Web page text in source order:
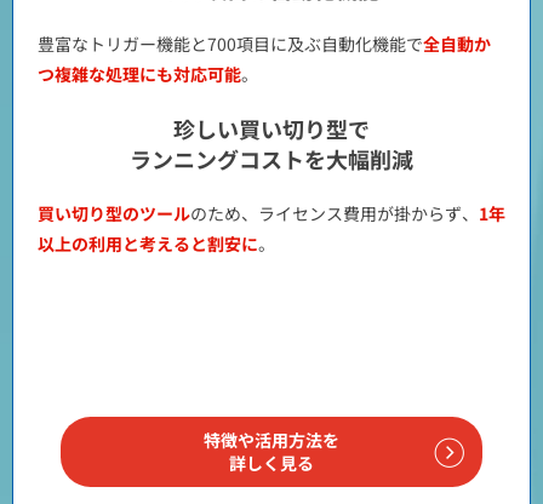
豊富なトリガー機能と700項目に及ぶ自動化機能で全自動か
つ複雑な処理にも対応可能。
珍しい買い切り型で
ランニングコストを大幅削減
買い切り型のツールのため、ライセンス費用が掛からず、 1年
以上の利用と考えると割安に。
特徴や活用方法を
詳しく見る